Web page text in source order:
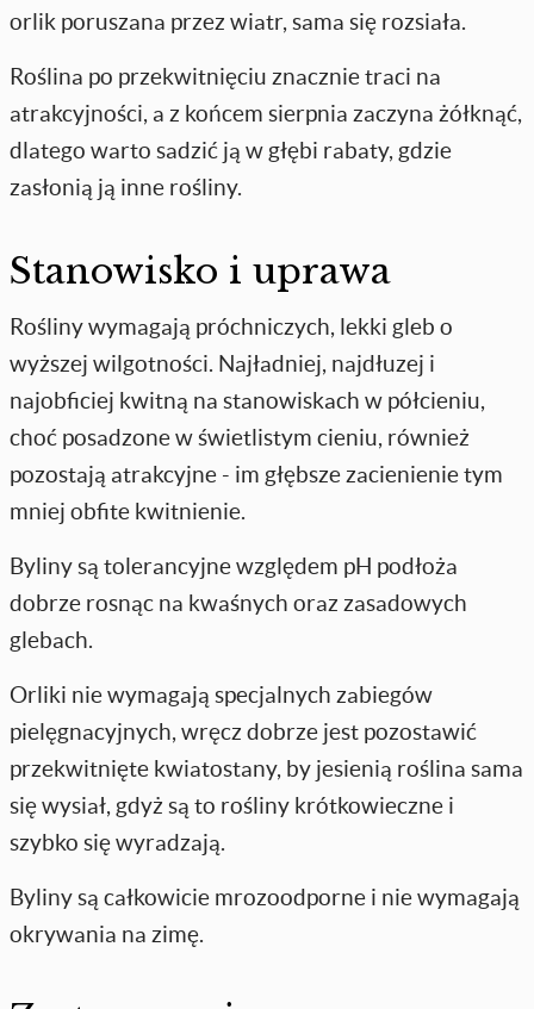
orlik poruszana przez wiatr, sama się rozsiała.
Roślina po przekwitnięciu znacznie traci na
atrakcyjności, a z końcem sierpnia zaczyna żółknąć,
dlatego warto sadzić ją w głębi rabaty, gdzie
zasłonią ją inne rośliny.
Stanowisko i uprawa
Rośliny wymagają próchniczych, lekki gleb o
wyższej wilgotności. Najładniej, najdłuzej i
najobficiej kwitną na stanowiskach w półcieniu,
choć posadzone w świetlistym cieniu, również
pozostają atrakcyjne - im głębsze zacienienie tym
mniej obfite kwitnienie.
Byliny są tolerancyjne względem pH podłoża
dobrze rosnąc na kwaśnych oraz zasadowych
glebach.
Orliki nie wymagają specjalnych zabiegów
pielęgnacyjnych, wręcz dobrze jest pozostawić
przekwitnięte kwiatostany, by jesienią roślina sama
się wysiał, gdyż są to rośliny krótkowieczne i
szybko się wyradzają.
Byliny są całkowicie mrozoodporne i nie wymagają
okrywania na zimę.